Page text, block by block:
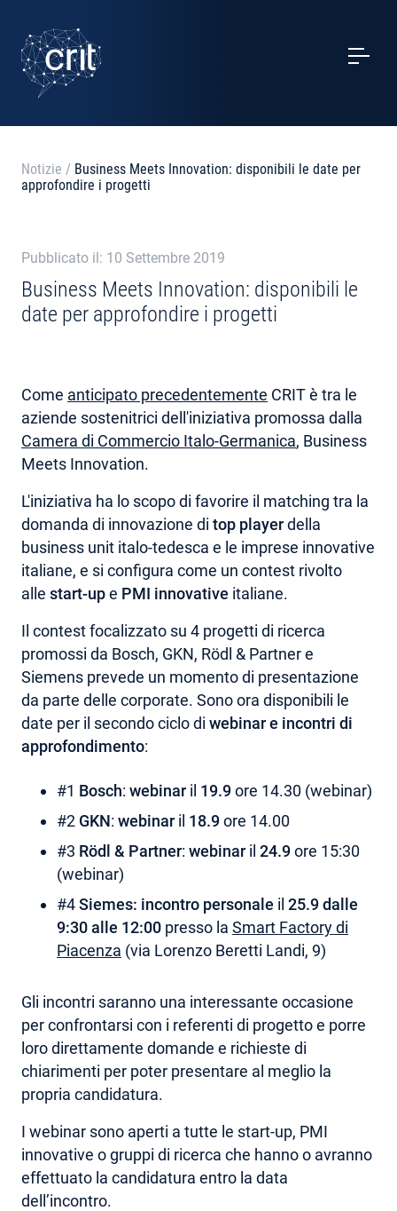
SERVIZI
CASI STUDIO
NOTIZIE
CHI SIAMO
AREA RISERVATA
Notizie / Business Meets Innovation: disponibili le date per
approfondire i progetti
Pubblicato il: 10 Settembre 2019
Business Meets Innovation: disponibili le
date per approfondire i progetti
Come anticipato precedentemente CRIT è tra le
aziende sostenitrici dell'iniziativa promossa dalla
Camera di Commercio Italo-Germanica, Business
Meets Innovation.
L'iniziativa ha lo scopo di favorire il matching tra la
domanda di innovazione di top playerdella
business unit italo-tedesca e le imprese innovative
italiane, e si configura come un contest rivolto
alle start-upe PMI innovative italiane.
Il contest focalizzato su 4 progetti di ricerca
promossi da Bosch, GKN, Rödl & Partner e
Siemens prevede un momento di presentazione
da parte delle corporate. Sono ora disponibili le
date per il secondo ciclo di webinar e incontri di
approfondimento:
#1 Bosch: webinar il 19.9ore 14.30 (webinar)
#2 GKN: webinar il 18.9ore 14.00
#3 Rödl & Partner: webinar il 24.9ore 15:30
(webinar)
#4Siemes: incontro personale il 25.9 dalle
9:30 alle 12:00 presso la Smart Factory di
Piacenza (via Lorenzo Beretti Landi, 9)
Gli incontri saranno una interessante occasione
per confrontarsi con i referenti di progetto e porre
loro direttamente domande e richieste di
chiarimenti per poter presentare al meglio la
propria candidatura.
I webinar sono aperti a tutte le start-up, PMI
innovative o gruppi di ricerca che hanno o avranno
effettuato la candidatura entro la data
dell’incontro.